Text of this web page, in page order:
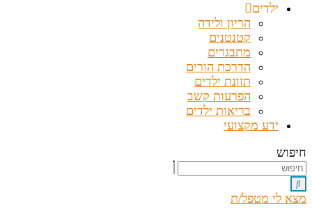
ילדים
הריון ולידה
קטנטנים
מתבגרים
הדרכת הורים
תזונת ילדים
הפרעות קשב
בריאות ילדים
ידע מקצועי
חיפוש
מצא לי מטפל/ת